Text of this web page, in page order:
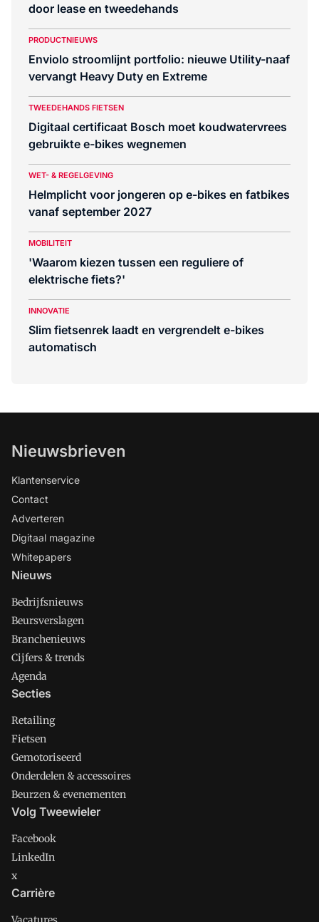
door lease en tweedehands
PRODUCTNIEUWS
Enviolo stroomlijnt portfolio: nieuwe Utility-naaf
vervangt Heavy Duty en Extreme
TWEEDEHANDS FIETSEN
Digitaal certificaat Bosch moet koudwatervrees
gebruikte e-bikes wegnemen
WET- & REGELGEVING
Helmplicht voor jongeren op e-bikes en fatbikes
vanaf september 2027
MOBILITEIT
'Waarom kiezen tussen een reguliere of
elektrische fiets?'
INNOVATIE
Slim fietsenrek laadt en vergrendelt e-bikes
automatisch
Nieuwsbrieven
Klantenservice
Contact
Adverteren
Digitaal magazine
Whitepapers
Nieuws
Bedrijfsnieuws
Beursverslagen
Branchenieuws
Cijfers & trends
Agenda
Secties
Retailing
Fietsen
Gemotoriseerd
Onderdelen & accessoires
Beurzen & evenementen
Volg Tweewieler
Facebook
LinkedIn
x
Carrière